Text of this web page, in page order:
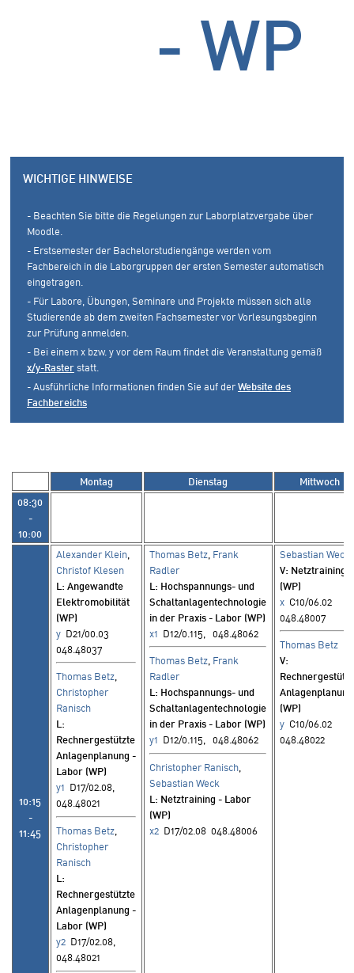
- WP
WICHTIGE HINWEISE
- Beachten Sie bitte die Regelungen zur Laborplatzvergabe über
Moodle.
- Erstsemester der Bachelorstudiengänge werden vom
Fachbereich in die Laborgruppen der ersten Semester automatisch
eingetragen.
- Für Labore, Übungen, Seminare und Projekte müssen sich alle
Studierende ab dem zweiten Fachsemester vor Vorlesungsbeginn
zur Prüfung anmelden.
- Bei einem x bzw. y vor dem Raum findet die Veranstaltung gemäß
x/y-Rasterstatt.
- Ausführliche Informationen finden Sie auf derWebsite des
Fachbereichs
Montag Dienstag
Mittwoch
08:30
-
10:00
10:15
-
11:45
Alexander Klein
Christof Klesen
L : Angewandte
Elektromobilität
(WP)
y D21/00.03
048.48037
Thomas Betz,
Christopher
Ranisch
L:
Rechnergestützte
Anlagenplanung -
Labor (WP)
y1 D17/02.08,
048.48021
Thomas Betz
Christopher
Ranisch
L :
Rechnergestützte
Anlagenplanung -
Labor (WP)
y2 D17/02.08,
048.48021
Thomas Betz Frank
Radler
L : Hochspannungs- und
Schaltanlagentechnologie
in der Praxis - Labor (WP)
x1 D12/0.115, 048.48062
Thomas Betz, Frank
Radler
L: Hochspannungs- und
Schaltanlagentechnologie
in der Praxis - Labor (WP)
y1 D12/0.115, 048.48062
Christopher Ranisch
Sebastian Weck
L : Netztraining - Labor
(WP)
x2 D17/02.08 048.48006
Sebastian Weck
V: Netztraining
(WP)
x C10/06.02
048.48007
Thomas Betz
V:
Anlagenplanung
(WP)
y C10/06.02
048.48022